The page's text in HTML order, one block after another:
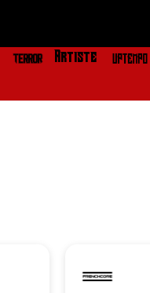
Artiste